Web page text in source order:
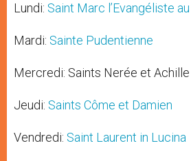
Lundi: Saint Marc l’Evangéliste
Mardi: Sainte Pudentienne
Mercredi: Saints Nerée et Achille
Jeudi: Saints Côme et Damien
Vendredi: Saint Laurent in Lucina